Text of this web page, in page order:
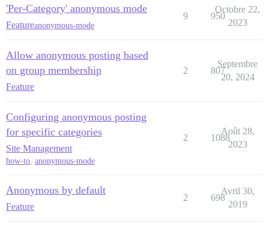
'Per-Category' anonymous mode
Featureanonymous-mode
9 950
Octobre 22,
2023
Allow anonymous posting based
on group membership
Feature
2 807
Septembre
20, 2024
Configuring anonymous posting
for specific categories
Site Management
how-to, anonymous-mode
2 1088
Août 28,
2023
Anonymous by default
Feature
2 698
Avril 30,
2019